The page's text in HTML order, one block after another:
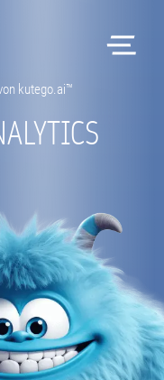
kutego.ai™Software
Hardware
Kontakt
Magazin
Registrieren